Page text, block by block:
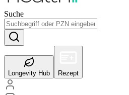
Suche
Longevity Hub Rezept